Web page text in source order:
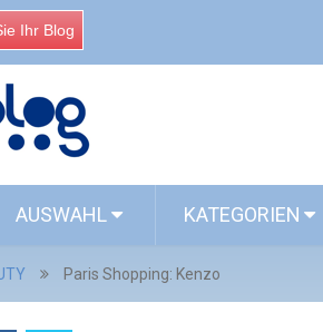
Ihr Blog
AUSWAHL KATEGORIEN
Paris Shopping: Kenzo